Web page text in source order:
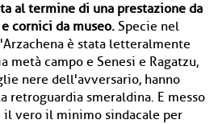
al termine di una prestazione da
cornici da museo.Specie nel
è stata letteralmente
metà campo e Senesi e Ragatzu,
nere dell'avversario, hanno
retroguardia smeraldina. E messo
il vero il minimo sindacale per